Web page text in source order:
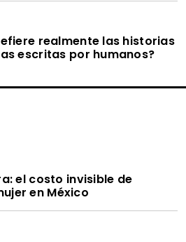
realmente las historias
escritas por humanos?
el costo invisible de
en México